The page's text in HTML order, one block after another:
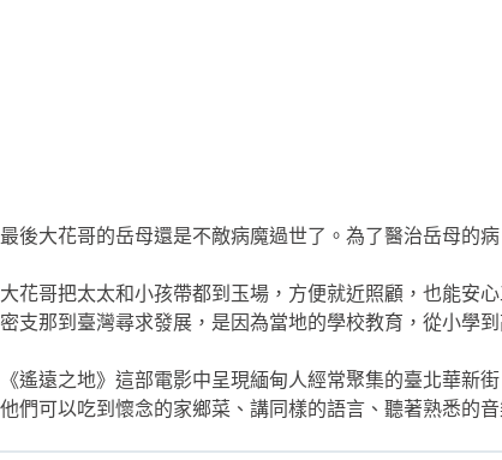
最後大花哥的岳母還是不敵病魔過世了。為了醫治岳母的
大花哥把太太和小孩帶都到玉場，方便就近照顧，也能安
密支那到臺灣尋求發展，是因為當地的學校教育，從小學
《遙遠之地》這部電影中呈現緬甸人經常聚集的臺北華新
他們可以吃到懷念的家鄉菜、講同樣的語言、聽著熟悉的